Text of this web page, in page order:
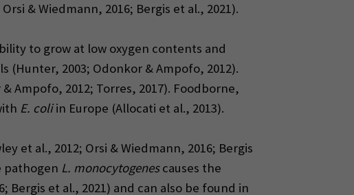
& Wiedmann, 2016; Bergis et al., 2021).
to grow at low oxygen contents and
2003; Odonkor & Ampofo, 2012).
Ampofo, 2012; Torres, 2017). Foodborne,
E. coliin Europe (Allocati et al., 2013).
et al., 2012; Orsi & Wiedmann, 2016; Bergis
pathogen L. monocytogenescauses the
Bergis et al., 2021) and can also be found in